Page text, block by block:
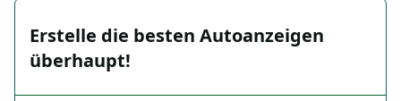
Erstelle die besten Autoanzeigen
überhaupt!